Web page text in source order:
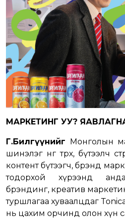
МАРКЕТИНГ УУ?
Г.Билгүүнийг
Монголын
шинэлэг өнгө төрх, бүтээлч
контент бүтээгч, брэнд
тодорхой хүрээнд
брэндинг, креатив
туршлагаа хуваалцдаг
нь цахим орчинд олон хүн